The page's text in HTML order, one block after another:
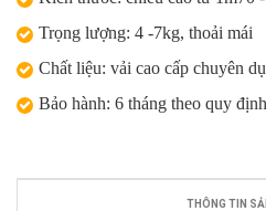
Trọng lượng: 4 -7kg, thoải mái
Chất liệu: vải cao cấp chuyên
Bảo hành: 6 tháng theo quy
THÔNG TIN